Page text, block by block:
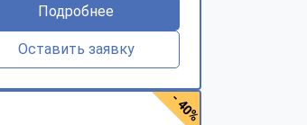
Подробнее
Оставить заявку
- 40%